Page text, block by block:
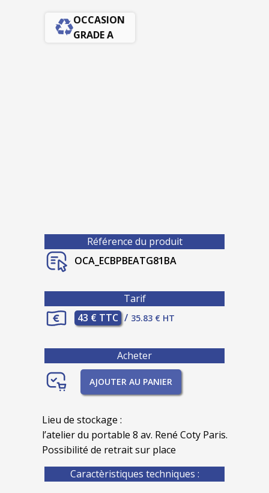
OCCASION
GRADE A
Référence du produit
OCA_ECBPBEATG81BA
Tarif
43 € TTC / 35.83 € HT
Acheter
AJOUTER AU PANIER
Lieu de stockage :
l’atelier du portable 8 av. René Coty Paris.
Possibilité de retrait sur place
Caractèristiques techniques :